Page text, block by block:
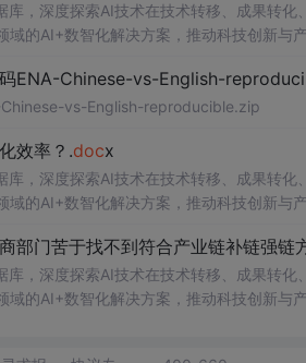
，深度探索AI技术在技术转移、成果转
的AI+数智化解决方案，推动科技创新与
ENA-Chinese-vs-English-
vs-English-reproducible.zip
效率？.docx
，深度探索AI技术在技术转移、成果转
的AI+数智化解决方案，推动科技创新与
部门苦于找不到符合产业链补链强链
，深度探索AI技术在技术转移、成果转
的AI+数智化解决方案，推动科技创新与